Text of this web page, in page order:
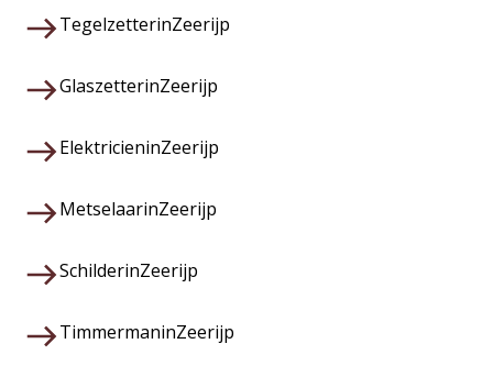
TegelzetterinZeerijp
GlaszetterinZeerijp
ElektricieninZeerijp
MetselaarinZeerijp
SchilderinZeerijp
TimmermaninZeerijp